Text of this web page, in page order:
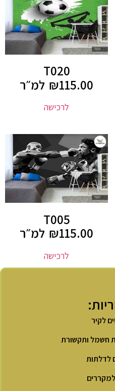
T020
₪115.00 למ״ר
לרכישה
T005
₪115.00 למ״ר
לרכישה
לקיר
חשמל ותקשורת
לדלתות